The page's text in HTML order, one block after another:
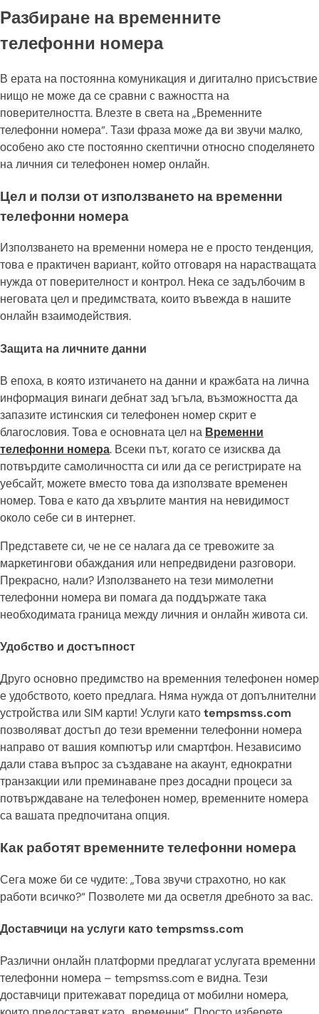
Разбиране на временните
телефонни номера
В ерата на постоянна комуникация и дигитално присъствие
нищо не може да се сравни с важността на
поверителността. Влезте в света на „Временните
телефонни номера“. Тази фраза може да ви звучи малко,
особено ако сте постоянно скептични относно споделянето
на личния си телефонен номер онлайн.
Цел и ползи от използването на временни
телефонни номера
Използването на временни номера не е просто тенденция,
това е практичен вариант, който отговаря на нарастващата
нужда от поверителност и контрол. Нека се задълбочим в
неговата цел и предимствата, които въвежда в нашите
онлайн взаимодействия.
Защита на личните данни
В епоха, в която изтичането на данни и кражбата на лична
информация винаги дебнат зад ъгъла, възможността да
запазите истинския си телефонен номер скрит е
благословия. Това е основната цел на Временни
телефонни номера. Всеки път, когато се изисква да
потвърдите самоличността си или да се регистрирате на
уебсайт, можете вместо това да използвате временен
номер. Това е като да хвърлите мантия на невидимост
около себе си в интернет.
Представете си, че не се налага да се тревожите за
маркетингови обаждания или непредвидени разговори.
Прекрасно, нали? Използването на тези мимолетни
телефонни номера ви помага да поддържате така
необходимата граница между личния и онлайн живота си.
Удобство и достъпност
Друго основно предимство на временния телефонен номер
е удобството, което предлага. Няма нужда от допълнителни
устройства или SIM карти! Услуги катоtempsmss.com
позволяват достъп до тези временни телефонни номера
направо от вашия компютър или смартфон. Независимо
дали става въпрос за създаване на акаунт, еднократни
транзакции или преминаване през досадни процеси за
потвърждаване на телефонен номер, временните номера
са вашата предпочитана опция.
Как работят временните телефонни номера
Сега може би се чудите: „Това звучи страхотно, но как
работи всичко?“ Позволете ми да осветля дребното за вас.
Доставчици на услуги като tempsmss.com
Различни онлайн платформи предлагат услугата временни
телефонни номера – tempsmss.com е видна. Тези
доставчици притежават поредица от мобилни номера,